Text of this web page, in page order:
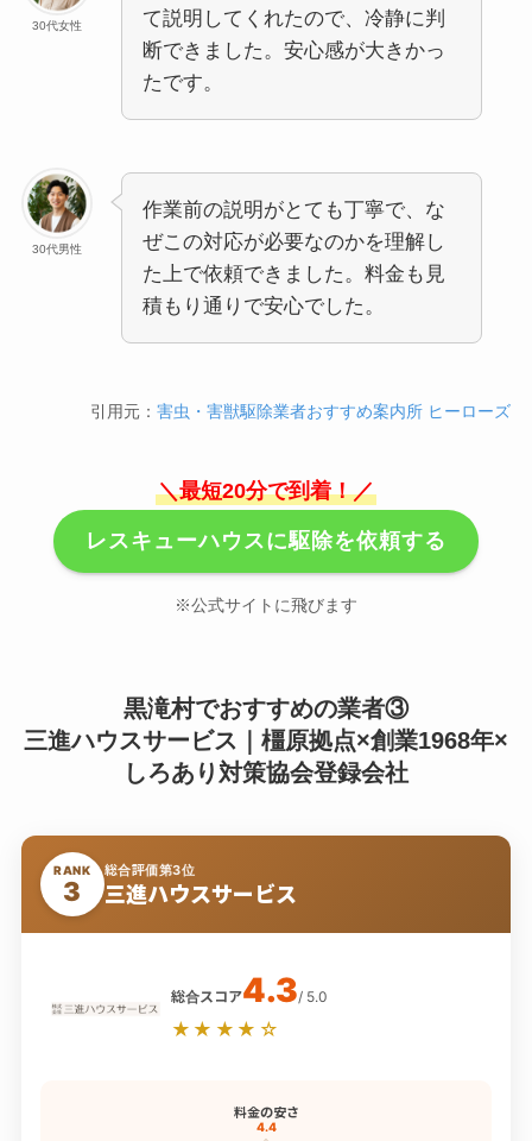
30代女性
て説明してくれたので、冷静に判
断できました。安心感が大きかっ
たです。
30代男性
作業前の説明がとても丁寧で、な
ぜこの対応が必要なのかを理解し
た上で依頼できました。料金も見
積もり通りで安心でした。
引用元：害虫・害獣駆除業者おすすめ案内所 ヒーローズ
＼最短20分で到着！／
レスキューハウスに駆除を依頼する
※公式サイトに飛びます
黒滝村でおすすめの業者③
三進ハウスサービス｜橿原拠点×創業1968年×
しろあり対策協会登録会社
RANK
3
総合評価第3位
三進ハウスサービス
総合スコア4.3/ 5.0
★★★★☆
料金の安さ
4.4